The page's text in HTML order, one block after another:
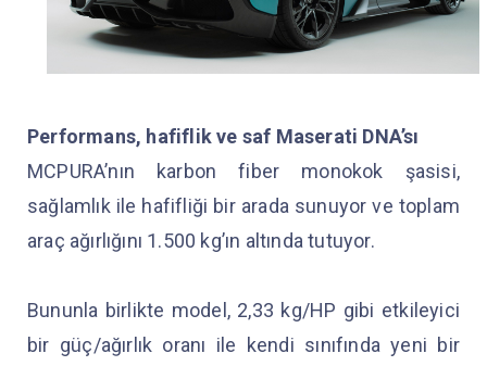
Performans, hafiflik ve saf Maserati DNA’sı
MCPURA’nın karbon fiber monokok şasisi,
sağlamlık ile hafifliği bir arada sunuyor ve toplam
araç ağırlığını 1.500 kg’ın altında tutuyor.
Bununla birlikte model, 2,33 kg/HP gibi etkileyici
bir güç/ağırlık oranı ile kendi sınıfında yeni bir